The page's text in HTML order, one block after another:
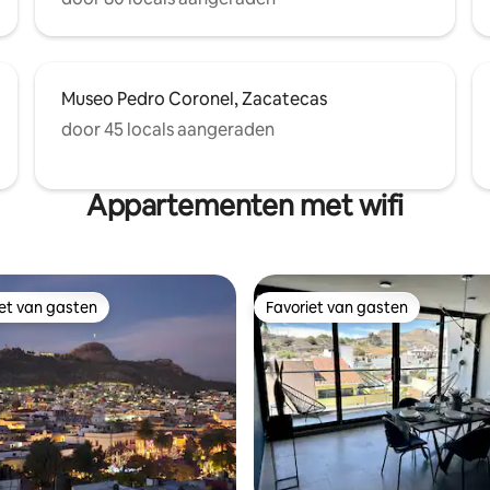
Museo Pedro Coronel, Zacatecas
door 45 locals aangeraden
Appartementen met wifi
van gasten
van gasten Favoriet van gasten
Favoriet van gasten